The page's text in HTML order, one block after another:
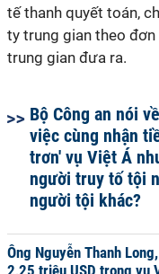
tế thanh quyết toán,
ty trung gian theo
trung gian đưa ra.
Bộ Công an nói
việc cùng nhận
trơn' vụ Việt Á
người truy tố tội
người tội khác?
Ông Nguyễn Thanh
2,25 triệu USD trong vụ